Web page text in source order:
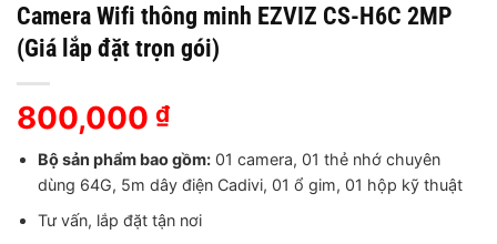
Camera Wifi thông minh EZVIZ CS-H6C 2MP
(Giá lắp đặt trọn gói)
800,000 ₫
Bộ sản phẩm bao gồm:01 camera, 01 thẻ nhớ chuyên
dùng 64G, 5m dây điện Cadivi, 01 ổ gim, 01 hộp kỹ thuật
Tư vấn, lắp đặt tận nơi